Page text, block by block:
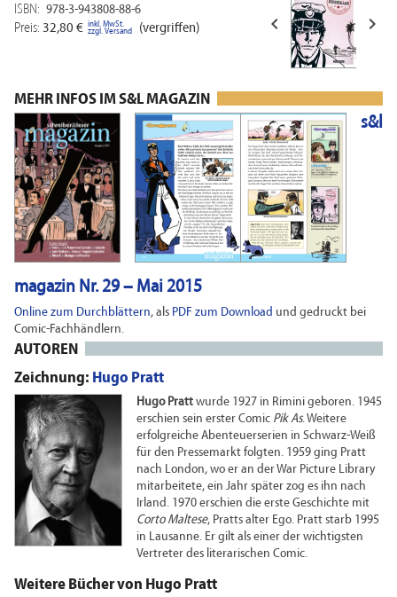
 
ISBN: 978-3-943808-88-6
Preis: 32,80 € inkl. MwSt.
zzgl. Versand (vergriffen)
MEHR INFOS IM S&L MAGAZIN
s&l
magazin Nr. 29 – Mai 2015
Online zum Durchblättern, als PDF zum Download und gedruckt bei
Comic-Fachhändlern.
AUTOREN
Zeichnung: Hugo Pratt
Hugo Pratt wurde 1927 in Rimini geboren. 1945
erschien sein erster Comic Pik As. Weitere
erfolgreiche Abenteuerserien in Schwarz-Weiß
für den Pressemarkt folgten. 1959 ging Pratt
nach London, wo er an der War Picture Library
mitarbeitete, ein Jahr später zog es ihn nach
Irland. 1970 erschien die erste Geschichte mit
Corto Maltese, Pratts alter Ego. Pratt starb 1995
in Lausanne. Er gilt als einer der wichtigsten
Vertreter des literarischen Comic.
Weitere Bücher von Hugo Pratt